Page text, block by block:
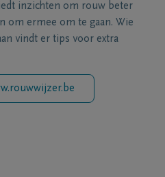
inzichten om rouw beter
om ermee om te gaan. Wie
vindt er tips voor extra